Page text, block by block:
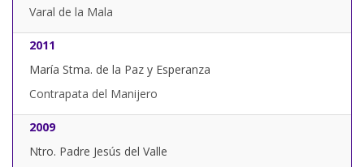
Varal de la Mala
2011
María Stma. de la Paz y Esperanza
Contrapata del Manijero
2009
Ntro. Padre Jesús del Valle